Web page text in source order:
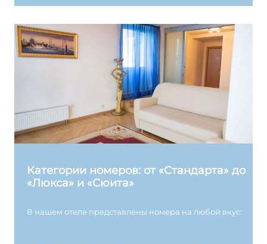
Категории номеров: от «Стандарта» до
«Люкса» и «Сюита»
В нашем отеле представлены номера на любой вкус: